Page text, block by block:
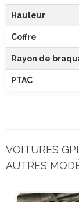
Hauteur
Coffre
Rayon de
PTAC
VOITURES
AUTRES